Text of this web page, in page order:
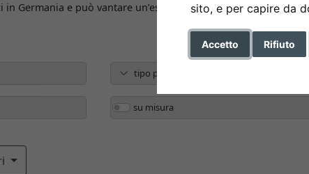
sito, e per capire da
Accetto Rifiuto
in Germania e può vantare un’esperienza più che decennale
tipo prodotto
su misura